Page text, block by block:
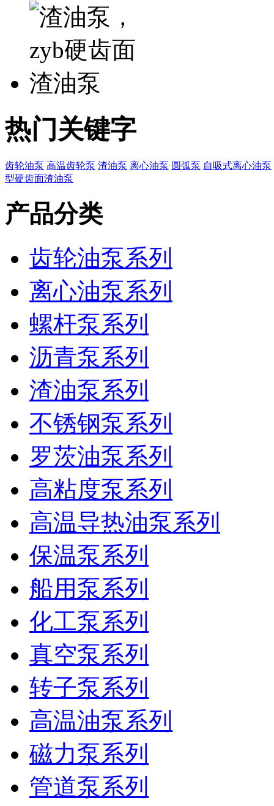
热门关键字
齿轮油泵 高温齿轮泵 渣油泵 离心油泵 圆弧泵 自吸式离心油泵
型硬齿面渣油泵
产品分类
齿轮油泵系列
离心油泵系列
螺杆泵系列
沥青泵系列
渣油泵系列
不锈钢泵系列
罗茨油泵系列
高粘度泵系列
高温导热油泵系列
保温泵系列
船用泵系列
化工泵系列
真空泵系列
转子泵系列
高温油泵系列
磁力泵系列
管道泵系列